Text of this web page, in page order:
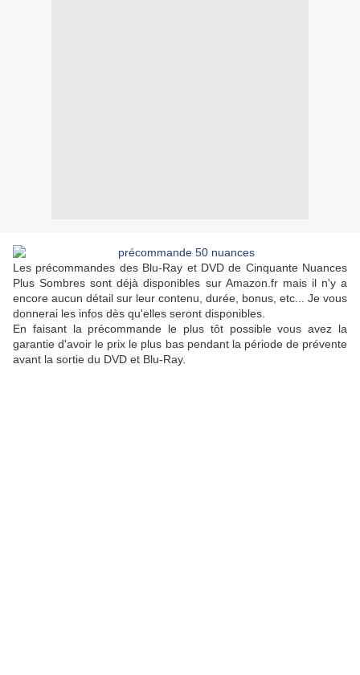
Les précommandes des Blu-Ray et DVD de Cinquante Nuances
Plus Sombres sont déjà disponibles sur Amazon.fr mais il n'y a
encore aucun détail sur leur contenu, durée, bonus, etc... Je vous
donnerai les infos dès qu'elles seront disponibles.
En faisant la précommande le plus tôt possible vous avez la
garantie d'avoir le prix le plus bas pendant la période de prévente
avant la sortie du DVD et Blu-Ray.